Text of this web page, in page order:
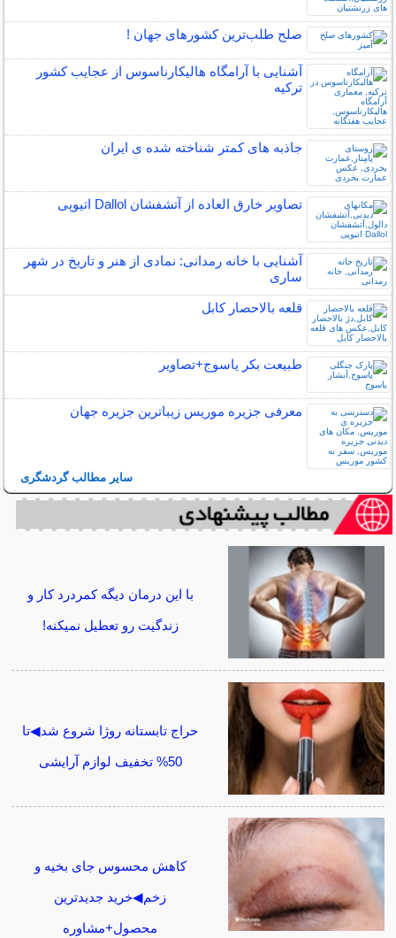
صلح‌ طلب‌ترین کشورهای جهان !
آشنایی با آرامگاه هالیکارناسوس از عجایب کشور
ترکیه
جاذبه های کمتر شناخته شده ی ایران
تصاویر خارق العاده از آتشفشان Dallol اتیوپی
آشنایی با خانه رمدانی: نمادی از هنر و تاریخ در شهر
ساری
قلعه بالاحصار کابل
طبیعت بکر یاسوج+تصاویر
معرفی جزیره موریس زیباترین جزیره جهان
سایر مطالب گردشگری
با این درمان دیگه کمردرد کار و
زندگیت رو تعطیل نمیکنه!
حراج تابستانه روژا شروع شد◀تا
50% تخفیف لوازم آرایشی
کاهش محسوس جای بخیه و
زخم◀خرید جدیدترین
محصول+مشاوره